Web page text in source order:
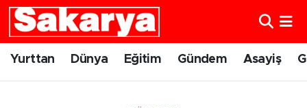
Yurttan Dünya Eğitim Gündem Asayiş
Yurttan
Eskişehir Nöbetçi Eczaneler